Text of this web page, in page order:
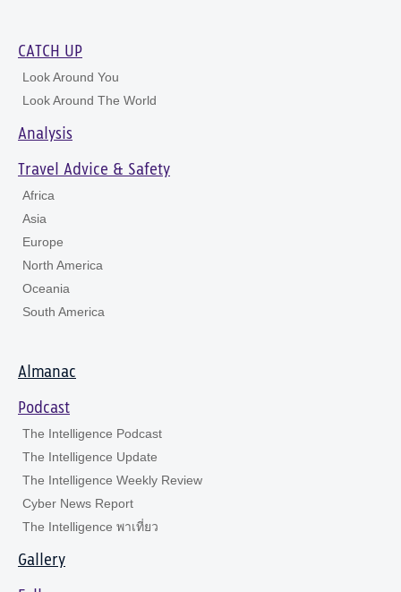
CATCH UP
Look Around You
Look Around The World
Analysis
Travel Advice & Safety
Africa
Asia
Europe
North America
Oceania
South America
Almanac
Podcast
The Intelligence Podcast
The Intelligence Update
The Intelligence Weekly Review
Cyber News Report
The Intelligence พาเที่ยว
Gallery